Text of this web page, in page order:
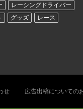
レーシングドライバー
グッズ レース
せ 広告出稿についての